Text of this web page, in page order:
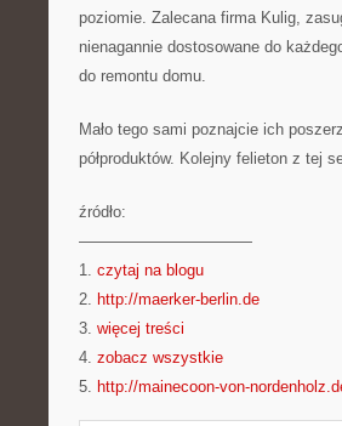
poziomie. Zalecana firma Kulig,
nienagannie dostosowane do
do remontu domu.
Mało tego sami poznajcie ich
półproduktów. Kolejny felieton z tej
źródło:
———————————
1. czytaj na blogu
2. http://maerker-berlin.de
3. więcej treści
4. zobacz wszystkie
5. http://mainecoon-von-